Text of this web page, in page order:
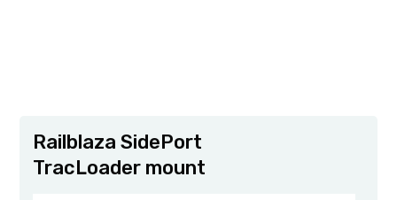
Railblaza SidePort
TracLoader mount